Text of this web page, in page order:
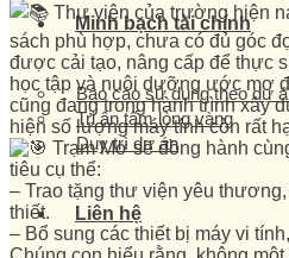
Minh bạch tài chính
Báo cáo sử dụng theo dự
Tri ân tấm lòng vàng
Duy trì dự án
Liên hệ
Thư viện của trường hiện
sách phù hợp, chưa có đủ góc
được cải tạo, nâng cấp để thực
học tập và nuôi dưỡng ước mơ
cũng đang trong hành trình xây
hiện số lượng máy tính còn rất
Trạm Mơ sẽ đồng hành
tiêu cụ thể:
– Trao tặng thư viện yêu
thiết.
– Bổ sung các thiết bị máy vi